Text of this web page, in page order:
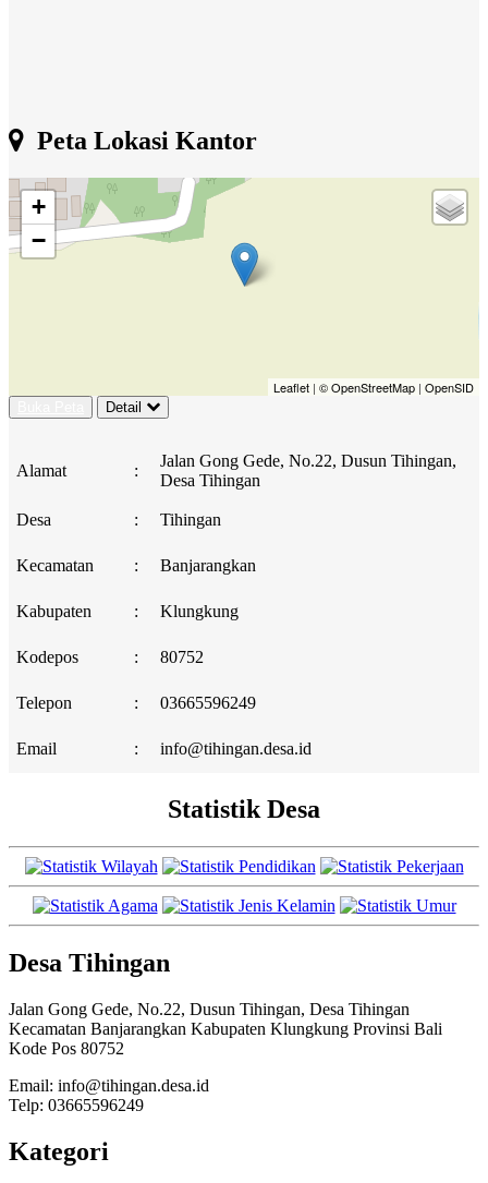
Peta Lokasi Kantor
+
−
Leaflet | © OpenStreetMap | OpenSID
Detail
Alamat :
Jalan Gong Gede, No.22, Dusun Tihingan,
Desa Tihingan
Desa : Tihingan
Kecamatan : Banjarangkan
Kabupaten : Klungkung
Kodepos : 80752
Telepon : 03665596249
Email : info@tihingan.desa.id
Statistik Desa
Desa Tihingan
Jalan Gong Gede, No.22, Dusun Tihingan, Desa Tihingan
Kecamatan Banjarangkan Kabupaten Klungkung Provinsi Bali
Kode Pos 80752
Email: info@tihingan.desa.id
Telp: 03665596249
Kategori